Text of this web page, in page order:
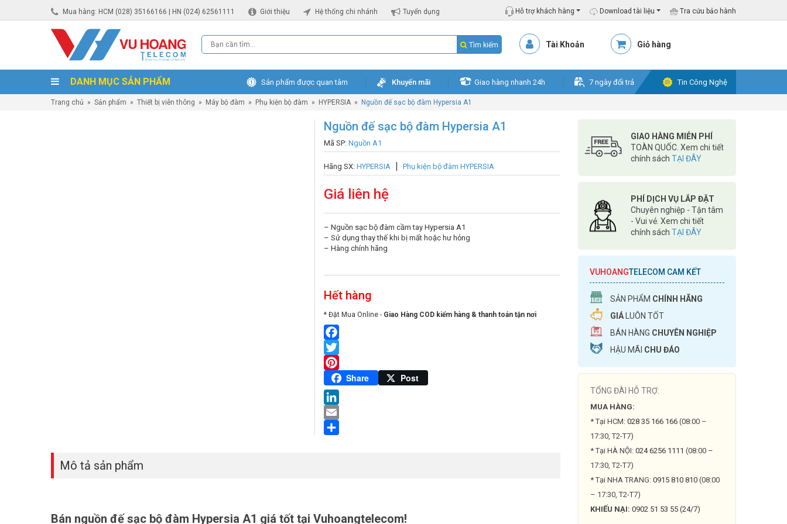
Mua hàng: HCM (028) 35166166 | HN (024) 62561111 Giới thiệu Hệ thống chi nhánh Tuyển dụng Hỗ trợ khách hàng Download tài liệu Tra cứu bảo hành
Tìm kiếm Tài Khoản Giỏ hàng
DANH MỤC SẢN PHẨM Sản phẩm được quan tâm Khuyến mãi Giao hàng nhanh 24h 7 ngày đổi trả Tin Công Nghệ
Trang chủ » Sản phẩm » Thiết bị viễn thông » Máy bộ đàm » Phụ kiện bộ đàm » HYPERSIA » Nguồn đế sạc bộ đàm Hypersia A1
Nguồn đế sạc bộ đàm Hypersia A1
Mã SP: Nguồn A1
Hãng SX: HYPERSIA Phụ kiện bộ đàm HYPERSIA
Giá liên hệ
– Nguồn sạc bộ đàm cầm tay Hypersia A1
– Sử dụng thay thế khi bị mất hoặc hư hỏng
– Hàng chính hãng
Hết hàng
* Đặt Mua Online - Giao Hàng COD kiểm hàng & thanh toán tận nơi
Facebook
Twitter
Pinterest
Share Post
LinkedIn
Email
Mô tả sản phẩm
Bán nguồn đế sạc bộ đàm Hypersia A1 giá tốt tại Vuhoangtelecom!
GIAO HÀNG MIỄN PHÍ
TOÀN QUỐC. Xem chi tiết
chính sách TẠI ĐÂY
PHÍ DỊCH VỤ LẮP ĐẶT
Chuyên nghiệp - Tận tâm
- Vui vẻ. Xem chi tiết
chính sách TẠI ĐÂY
VUHOANGTELECOM CAM KẾT
SẢN PHẨM CHÍNH HÃNG
GIÁ LUÔN TỐT
BÁN HÀNG CHUYÊN NGHIỆP
HẬU MÃI CHU ĐÁO
TỔNG ĐÀI HỖ TRỢ:
MUA HÀNG:
* Tại HCM: 028 35 166 166 (08:00 –
17:30, T2-T7)
* Tại HÀ NỘI: 024 6256 1111 (08:00 –
17:30, T2-T7)
* Tại NHA TRANG: 0915 810 810 (08:00
– 17:30, T2-T7)
KHIẾU NẠI: 0902 51 53 55 (24/7)